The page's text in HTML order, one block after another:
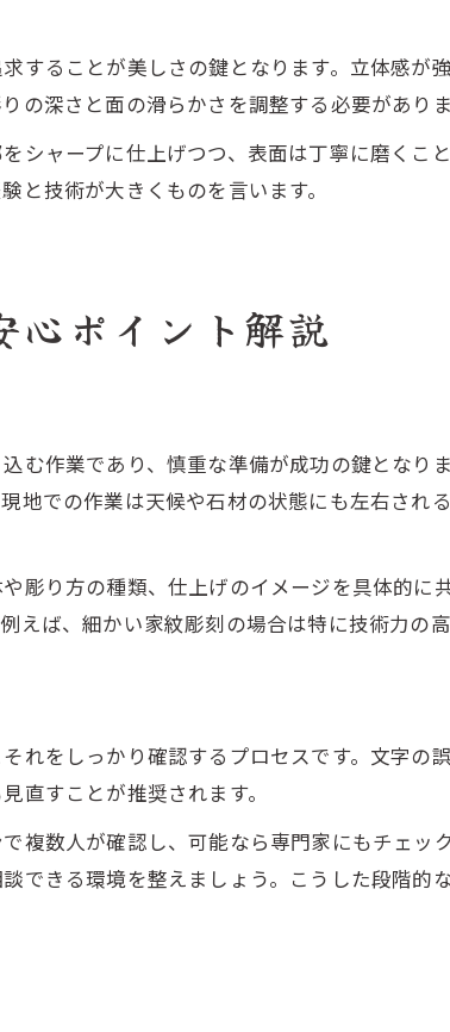
することが美しさの鍵となります。立体感が
深さと面の滑らかさを調整する必要がありま
シャープに仕上げつつ、表面は丁寧に磨くこ
と技術が大きくものを言います。
心ポイント解説
む作業であり、慎重な準備が成功の鍵となり
地での作業は天候や石材の状態にも左右され
彫り方の種類、仕上げのイメージを具体的に
ば、細かい家紋彫刻の場合は特に技術力の
れをしっかり確認するプロセスです。文字の
直すことが推奨されます。
複数人が確認し、可能なら専門家にもチェッ
できる環境を整えましょう。こうした段階的